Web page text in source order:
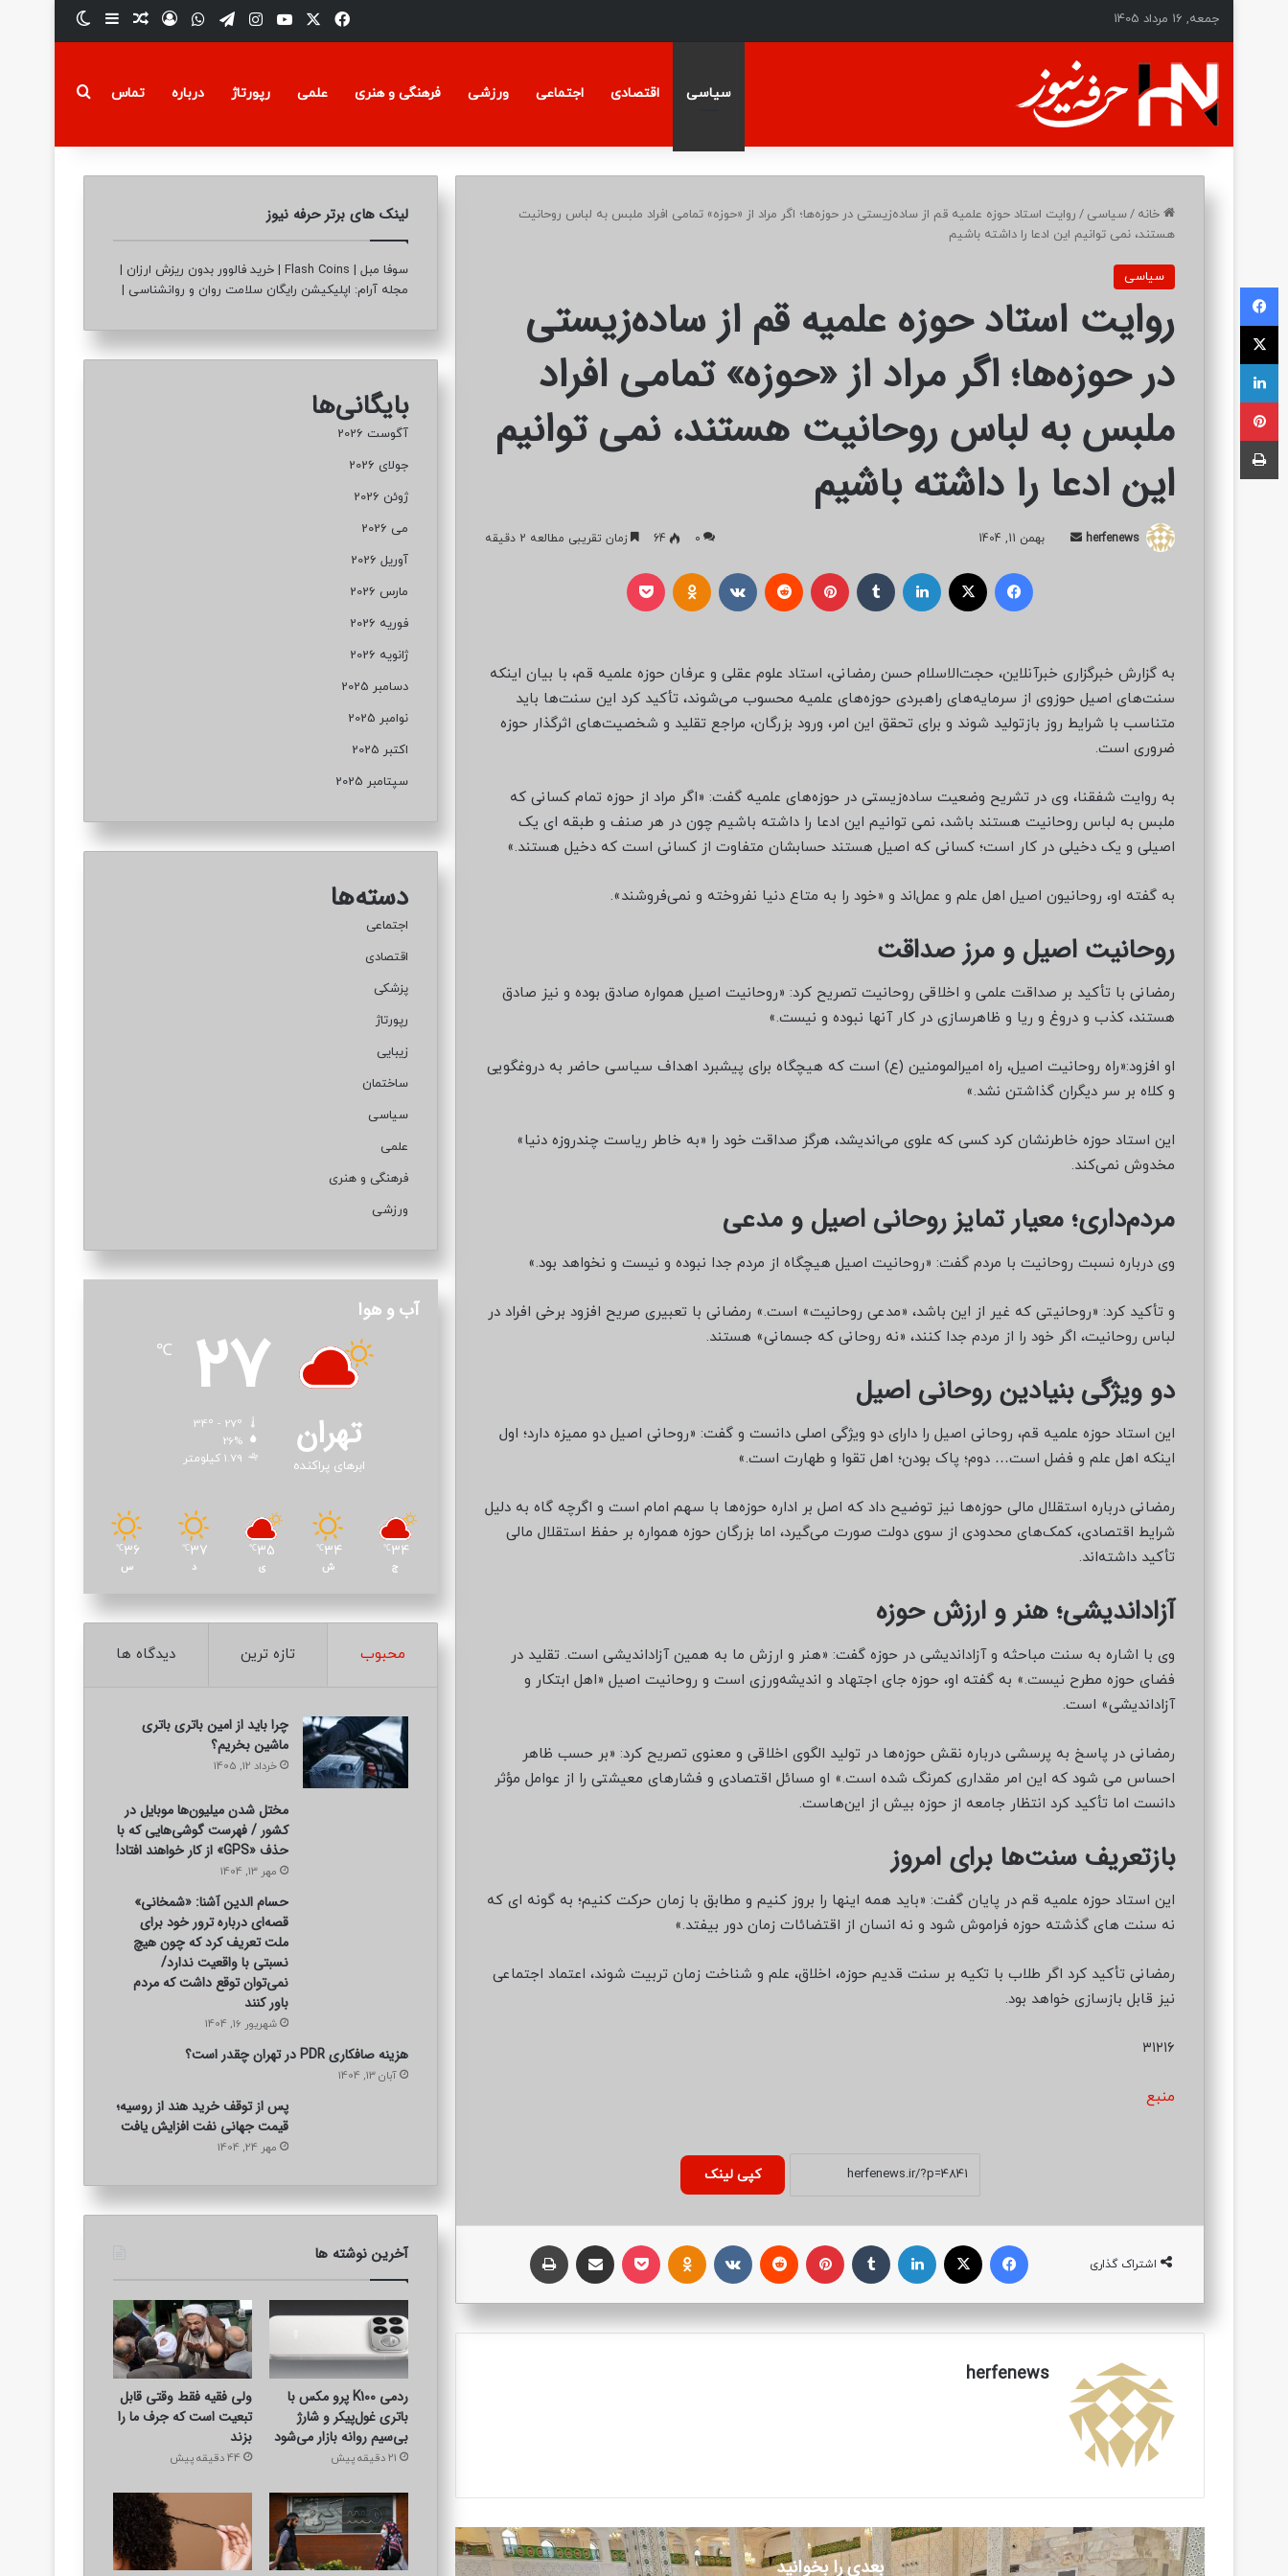
جمعه, 16 مرداد 1405 فیسبوک
ایکس یوتیوباینستاگرام
تلگرام واتس آپ
ورود نوشته تصادفی
سایدبار
سیاسی اقتصادی اجتماعی ورزشی فرهنگی و هنری علمی رپورتاژ درباره تماس
خانه /سیاسی / روایت استاد حوزه علمیه قم از ساده‌زیستی در حوزه‌ها؛ اگر مراد از «حوزه» تمامی افراد ملبس به لباس روحانیت
هستند، نمی توانیم این ادعا را داشته باشیم
سیاسی
روایت استاد حوزه علمیه قم از ساده‌زیستی
در حوزه‌ها؛ اگر مراد از «حوزه» تمامی افراد
ملبس به لباس روحانیت هستند، نمی توانیم
این ادعا را داشته باشیم
herfenews
ه
ا
ی
بهمن 11, 1404 0
64 زمان تقریبی مطالعه 2 دقیقه
ایکس
به گزارش خبرگزاری خبرآنلاین، حجت‌الاسلام حسن رمضانی، استاد علوم عقلی و عرفان حوزه علمیه قم، با بیان اینکه
سنت‌های اصیل حوزوی از سرمایه‌های راهبردی حوزه‌های علمیه محسوب می‌شوند، تأکید کرد این سنت‌ها باید
متناسب با شرایط روز بازتولید شوند و برای تحقق این امر، ورود بزرگان، مراجع تقلید و شخصیت‌های اثرگذار حوزه
ضروری است.
به روایت شفقنا، وی در تشریح وضعیت ساده‌زیستی در حوزه‌های علمیه گفت: «اگر مراد از حوزه تمام کسانی که
ملبس به لباس روحانیت هستند باشد، نمی توانیم این ادعا را داشته باشیم چون در هر صنف و طبقه ای یک
اصیلی و یک دخیلی در کار است؛ کسانی که اصیل هستند حسابشان متفاوت از کسانی است که دخیل هستند.»
به گفته او، روحانیون اصیل اهل علم و عمل‌اند و «خود را به متاع دنیا نفروخته و نمی‌فروشند».
روحانیت اصیل و مرز صداقت
رمضانی با تأکید بر صداقت علمی و اخلاقی روحانیت تصریح کرد: «روحانیت اصیل همواره صادق بوده و نیز صادق
هستند، کذب و دروغ و ریا و ظاهرسازی در کار آنها نبوده و نیست.»
او افزود:«راه روحانیت اصیل، راه امیرالمومنین (ع) است که هیچگاه برای پیشبرد اهداف سیاسی حاضر به دروغگویی
و کلاه بر سر دیگران گذاشتن نشد.»
این استاد حوزه خاطرنشان کرد کسی که علوی می‌اندیشد، هرگز صداقت خود را «به خاطر ریاست چندروزه دنیا»
مخدوش نمی‌کند.
مردم‌داری؛ معیار تمایز روحانی اصیل و مدعی
وی درباره نسبت روحانیت با مردم گفت: «روحانیت اصیل هیچگاه از مردم جدا نبوده و نیست و نخواهد بود.»
و تأکید کرد: «روحانیتی که غیر از این باشد، «مدعی روحانیت» است.» رمضانی با تعبیری صریح افزود برخی افراد در
لباس روحانیت، اگر خود را از مردم جدا کنند، «نه روحانی که جسمانی» هستند.
دو ویژگی بنیادین روحانی اصیل
این استاد حوزه علمیه قم، روحانی اصیل را دارای دو ویژگی اصلی دانست و گفت: «روحانی اصیل دو ممیزه دارد؛ اول
اینکه اهل علم و فضل است… دوم؛ پاک بودن؛ اهل تقوا و طهارت است.»
رمضانی درباره استقلال مالی حوزه‌ها نیز توضیح داد که اصل بر اداره حوزه‌ها با سهم امام است و اگرچه گاه به دلیل
شرایط اقتصادی، کمک‌های محدودی از سوی دولت صورت می‌گیرد، اما بزرگان حوزه همواره بر حفظ استقلال مالی
تأکید داشته‌اند.
آزاداندیشی؛ هنر و ارزش حوزه
وی با اشاره به سنت مباحثه و آزاداندیشی در حوزه گفت: «هنر و ارزش ما به همین آزاداندیشی است. تقلید در
فضای حوزه مطرح نیست.» به گفته او، حوزه جای اجتهاد و اندیشه‌ورزی است و روحانیت اصیل «اهل ابتکار و
آزاداندیشی» است.
رمضانی در پاسخ به پرسشی درباره نقش حوزه‌ها در تولید الگوی اخلاقی و معنوی تصریح کرد: «بر حسب ظاهر
احساس می شود که این امر مقداری کمرنگ شده است.» او مسائل اقتصادی و فشارهای معیشتی را از عوامل مؤثر
دانست اما تأکید کرد انتظار جامعه از حوزه بیش از این‌هاست.
بازتعریف سنت‌ها برای امروز
این استاد حوزه علمیه قم در پایان گفت: «باید همه اینها را بروز کنیم و مطابق با زمان حرکت کنیم؛ به گونه ای که
نه سنت های گذشته حوزه فراموش شود و نه انسان از اقتضائات زمان دور بیفتد.»
رمضانی تأکید کرد اگر طلاب با تکیه بر سنت قدیم حوزه، اخلاق، علم و شناخت زمان تربیت شوند، اعتماد اجتماعی
نیز قابل بازسازی خواهد بود.
۳۱۲۱۶
منبع
کپی لینک
اشتراک گذاری
ایکس
herfenews
بعدی را بخوانید
لینک های برتر حرفه نیوز
سوفا مبل |
Flash Coins
|خرید فالوور بدون ریزش ارزان |
مجله آرام: اپلیکیشن رایگان سلامت روان و روانشناسی |
بایگانی‌ها
آگوست 2026
جولای 2026
ژوئن 2026
می 2026
آوریل 2026
مارس 2026
فوریه 2026
ژانویه 2026
دسامبر 2025
نوامبر 2025
اکتبر 2025
سپتامبر 2025
دسته‌ها
اجتماعی
اقتصادی
پزشکی
رپورتاژ
زیبایی
ساختمان
سیاسی
علمی
فرهنگی و هنری
ورزشی
آب و هوا
تهران
ابرهای پراکنده
27
℃
26%
1.79 کیلومتر
34
℃
ج
34
℃
ش
35
℃
ی
37
℃
د
36
℃
س
محبوب تازه ترین دیدگاه ها
چرا باید از امین باتری باتری
ماشین بخریم؟
خرداد 12, 1405
مختل شدن میلیون‌ها موبایل در
کشور / فهرست گوشی‌هایی که با
حذف «GPS» از کار خواهند افتاد!
مهر 13, 1404
حسام الدین آشنا: «شمخانی»
قصه‌ای درباره ترور خود برای
ملت تعریف کرد که چون هیچ
نسبتی با واقعیت ندارد/
نمی‌توان توقع داشت که مردم
باور کنند
شهریور 16, 1404
هزینه صافکاری PDR در تهران چقدر است؟
آبان 13, 1404
پس از توقف خرید هند از روسیه؛
قیمت جهانی نفت افزایش یافت
مهر 24, 1404
آخرین نوشته ها
ردمی K100 پرو مکس با
باتری غول‌پیکر و شارژ
بی‌سیم روانه بازار می‌شود
21 دقیقه پیش
ولی فقیه فقط وقتی قابل
تبعیت است که جرف ما را
بزند
44 دقیقه پیش